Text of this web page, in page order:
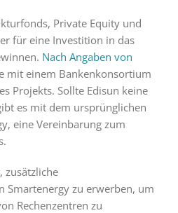
Private Equity und
für eine Investition in das
Nach Angaben von
mit einem Bankenkonsortium
Projekts. Sollte Edisun keine
es mit dem ursprünglichen
eine Vereinbarung zum
zusätzliche
Smartenergy zu erwerben, um
Rechenzentren zu